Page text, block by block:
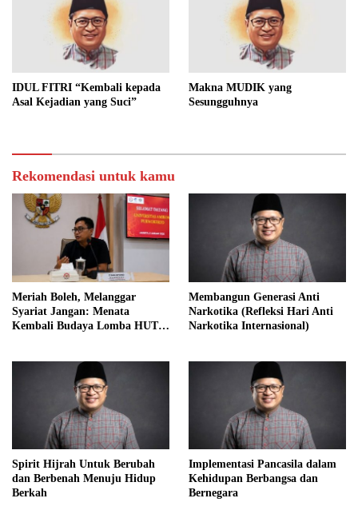
IDUL FITRI “Kembali kepada
Asal Kejadian yang Suci”
Makna MUDIK yang
Sesungguhnya
Rekomendasi untuk kamu
Meriah Boleh, Melanggar
Syariat Jangan: Menata
Kembali Budaya Lomba HUT
Membangun Generasi Anti
Narkotika (Refleksi Hari Anti
Narkotika Internasional)
Spirit Hijrah Untuk Berubah
dan Berbenah Menuju Hidup
Berkah
Implementasi Pancasila dalam
Kehidupan Berbangsa dan
Bernegara